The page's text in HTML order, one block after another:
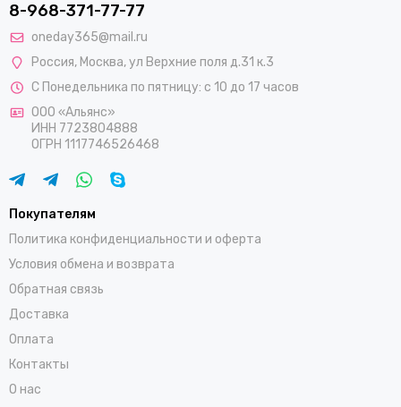
8-968-371-77-77
oneday365@mail.ru
Россия, Москва,ул Верхние поля д.31 к.3
С Понедельника по пятницу: с 10 до 17 часов
ООО «Альянс»
ИНН 7723804888
ОГРН 1117746526468
Покупателям
Политика конфиденциальности и оферта
Условия обмена и возврата
Обратная связь
Доставка
Оплата
Контакты
О нас